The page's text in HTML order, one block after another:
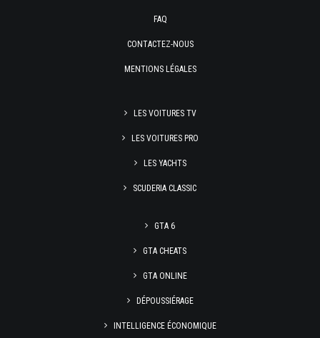
FAQ
CONTACTEZ-NOUS
MENTIONS LÉGALES
LES VOITURES TV
LES VOITURES PRO
LES YACHTS
SCUDERIA CLASSIC
GTA 6
GTA CHEATS
GTA ONLINE
DÉPOUSSIÉRAGE
INTELLIGENCE ÉCONOMIQUE